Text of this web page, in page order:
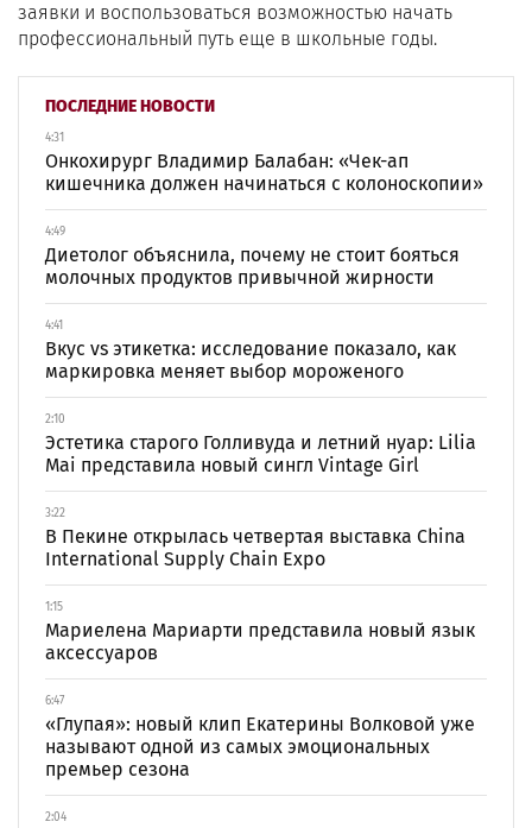
ПОСЛЕДНИЕ НОВОСТИ
4:31
Онкохирург Владимир Балабан: «Чек-ап
кишечника должен начинаться с колоноскопии»
4:49
Диетолог объяснила, почему не стоит бояться
молочных продуктов привычной жирности
4:41
Вкус vs этикетка: исследование показало, как
маркировка меняет выбор мороженого
2:10
Эстетика старого Голливуда и летний нуар: Lilia
Mai представила новый сингл Vintage Girl
3:22
В Пекине открылась четвертая выставка China
International Supply Chain Expo
1:15
Мариелена Мариарти представила новый язык
аксессуаров
6:47
«Глупая»: новый клип Екатерины Волковой уже
называют одной из самых эмоциональных
премьер сезона
2:04
заявки и воспользоваться возможностью начать
профессиональный путь еще в школьные годы.